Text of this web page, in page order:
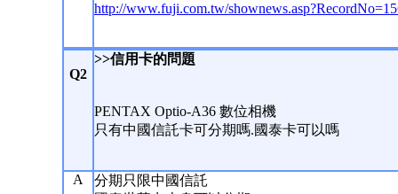
http://www.fuji.com.tw/
Q2
>>信用卡的問題
PENTAX Optio-A36 數位相機
只有中國信託卡可分期嗎.國泰卡可以嗎
A
分期只限中國信託